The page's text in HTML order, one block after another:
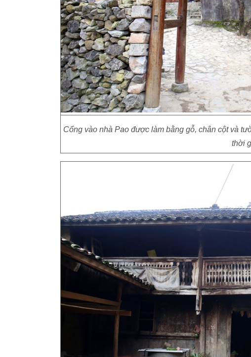
Cổng vào nhà Pao được làm bằng gỗ, chân cột và
thời